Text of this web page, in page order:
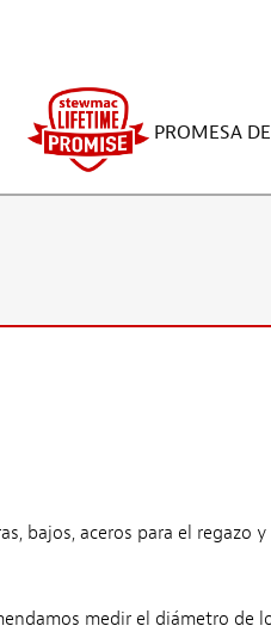
PROMESA DE
bajos, aceros para el regazo
medir el diámetro de